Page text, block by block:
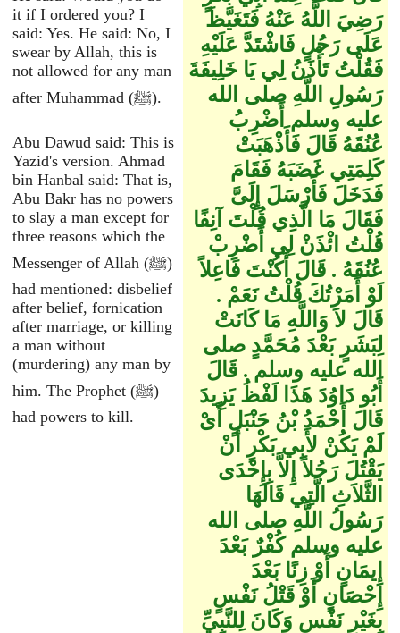
it if I ordered you? I
said: Yes. He said: No, I
swear by Allah, this is
not allowed for any man
after Muhammad (ﷺ).
Abu Dawud said: This is
Yazid's version. Ahmad
bin Hanbal said: That is,
Abu Bakr has no powers
to slay a man except for
three reasons which the
Messenger of Allah (ﷺ)
had mentioned: disbelief
after belief, fornication
after marriage, or killing
a man without
(murdering) any man by
him. The Prophet (ﷺ)
had powers to kill.
رَضِيَ اللَّهُ عَنْهُ فَتَغَيَّظَ
عَلَى رَجُلٍ فَاشْتَدَّ عَلَيْهِ
فَقُلْتُ تَأْذَنُ لِي يَا خَلِيفَةَ
رَسُولِ اللَّهِ صلى الله
عليه وسلم أَضْرِبُ
عُنُقَهُ قَالَ فَأَذْهَبَتْ
كَلِمَتِي غَضَبَهُ فَقَامَ
فَدَخَلَ فَأَرْسَلَ إِلَىَّ
فَقَالَ مَا الَّذِي قُلْتَ آنِفًا
قُلْتُ ائْذَنْ لِي أَضْرِبْ
عُنُقَهُ ‏.‏ قَالَ أَكُنْتَ فَاعِلاً
لَوْ أَمَرْتُكَ قُلْتُ نَعَمْ ‏.‏
قَالَ لاَ وَاللَّهِ مَا كَانَتْ
لِبَشَرٍ بَعْدَ مُحَمَّدٍ صلى
الله عليه وسلم ‏.‏ قَالَ
أَبُو دَاوُدَ هَذَا لَفْظُ يَزِيدَ
قَالَ أَحْمَدُ بْنُ حَنْبَلٍ أَىْ
لَمْ يَكُنْ لأَبِي بَكْرٍ أَنْ
يَقْتُلَ رَجُلاً إِلاَّ بِإِحْدَى
الثَّلاَثِ الَّتِي قَالَهَا
رَسُولُ اللَّهِ صلى الله
عليه وسلم كُفْرٌ بَعْدَ
إِيمَانٍ أَوْ زِنًا بَعْدَ
إِحْصَانٍ أَوْ قَتْلُ نَفْسٍ
بِغَيْرِ نَفْسٍ وَكَانَ لِلنَّبِيِّ